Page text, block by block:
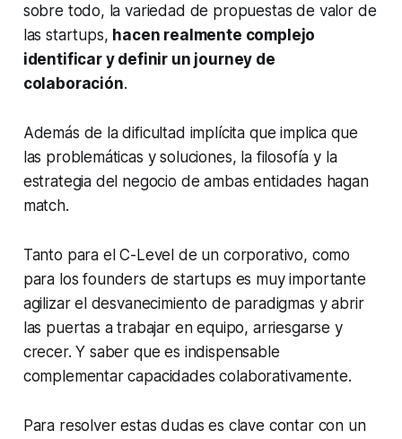
sobre todo, la variedad de propuestas de valor de
las startups, hacen realmente complejo
identificar y definir un journey de
colaboración.
Además de la dificultad implícita que implica que
las problemáticas y soluciones, la filosofía y la
estrategia del negocio de ambas entidades hagan
match.
Tanto para el C-Level de un corporativo, como
para losfounders de startups es muy importante
agilizar el desvanecimiento de paradigmas y abrir
las puertas a trabajar en equipo, arriesgarse y
crecer. Y saber que es indispensable
complementar capacidades colaborativamente.
Para resolver estas dudas es clave contar con un